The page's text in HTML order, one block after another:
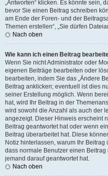
„Antworten“ klicken. Es könnte sein,
bevor Sie einen Beitrag schreiben
am Ende der Foren- und der
Themen erstellen“, „Sie dürfen
Nach oben
Wie kann ich einen Beitrag
Wenn Sie nicht Administrator oder
eigenen Beiträge bearbeiten oder
bearbeiten, indem Sie das „Ändere
Beitrag anklicken; eventuell ist dies
seiner Erstellung möglich. Wenn
hat, wird Ihr Beitrag in der
wird sowohl die Anzahl als auch der
angezeigt. Dieser Hinweis erscheint
Beitrag geantwortet hat oder wenn
Beitrag überarbeitet hat. Diese
Notiz hinterlassen, warum Ihr
dass normale Benutzer einen
jemand darauf geantwortet hat.
Nach oben